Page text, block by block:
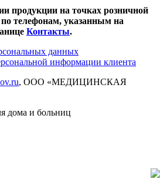
продукции на точках розничной
по телефонам, указанным на
Контакты.
данных
информации клиента
, ООО «МЕДИЦИНСКАЯ
дома и больниц